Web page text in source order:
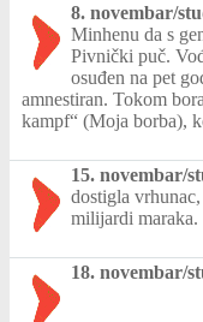
8. novembar/
Minhenu da s
Pivnički puč.
osuđen na pet
amnestiran. Tokom
kampf“ (Moja borba),
15. novembar/
dostigla
milijardi maraka.
18. novembar/